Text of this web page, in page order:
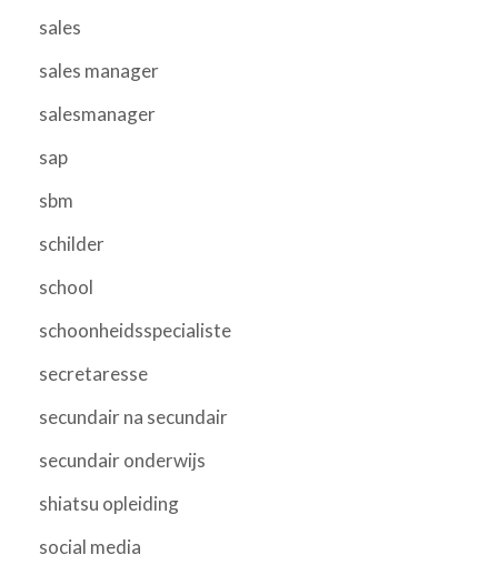
sales
sales manager
salesmanager
sap
sbm
schilder
school
schoonheidsspecialiste
secretaresse
secundair na secundair
secundair onderwijs
shiatsu opleiding
social media